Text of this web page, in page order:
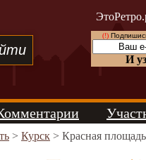
(!)
И
> Курск > Красная